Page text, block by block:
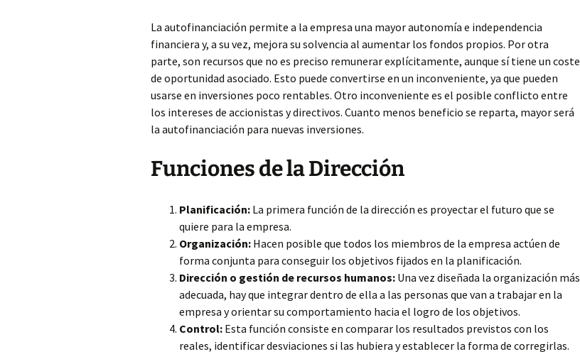
La autofinanciación permite a la empresa una mayor autonomía e independencia
financiera y, a su vez, mejora su solvencia al aumentar los fondos propios. Por otra
parte, son recursos que no es preciso remunerar explícitamente, aunque sí tiene un coste
de oportunidad asociado. Esto puede convertirse en un inconveniente, ya que pueden
usarse en inversiones poco rentables. Otro inconveniente es el posible conflicto entre
los intereses de accionistas y directivos. Cuanto menos beneficio se reparta, mayor será
la autofinanciación para nuevas inversiones.
Funciones de la Dirección
Planificación: La primera función de la dirección es proyectar el futuro que se
quiere para la empresa.
Organización: Hacen posible que todos los miembros de la empresa actúen de
forma conjunta para conseguir los objetivos fijados en la planificación.
Dirección o gestión de recursos humanos: Una vez diseñada la organización más
adecuada, hay que integrar dentro de ella a las personas que van a trabajar en la
empresa y orientar su comportamiento hacia el logro de los objetivos.
Control: Esta función consiste en comparar los resultados previstos con los
reales, identificar desviaciones si las hubiera y establecer la forma de corregirlas.